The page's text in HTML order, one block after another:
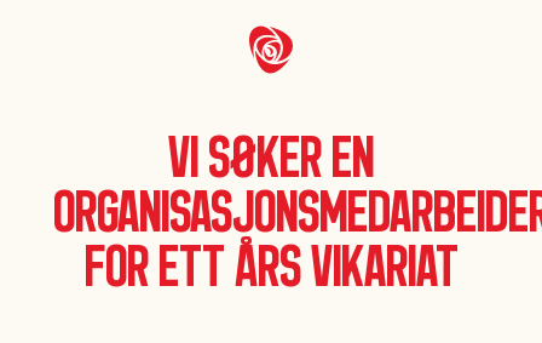
Vi søker en
for ett års vikariat